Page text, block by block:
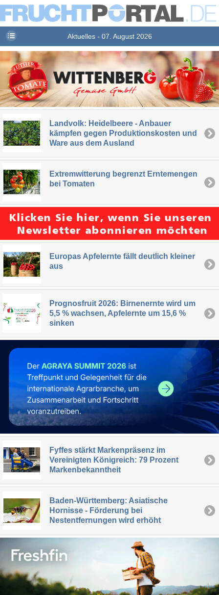
Aktuelles - 07. August 2026
Landvolk: Heidelbeere - Anbauer
kämpfen gegen Produktionskosten und
Ware aus dem Ausland
Extremwitterung begrenzt Erntemengen
bei Tomaten
Europas Apfelernte fällt deutlich kleiner
aus
Prognosfruit 2026: Birnenernte wird um
5,5 % wachsen, Apfelernte um 15,6 %
sinken
Fyffes stärkt Markenpräsenz im
Vereinigten Königreich: 79 Prozent
Markenbekanntheit
Baden-Württemberg: Asiatische
Hornisse - Förderung bei
Nestentfernungen wird erhöht